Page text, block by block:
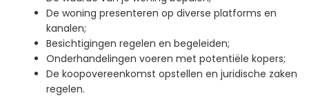
De woning presenteren op diverse platforms en
kanalen;
Besichtigingen regelen en begeleiden;
Onderhandelingen voeren met potentiële kopers;
De koopovereenkomst opstellen en juridische zaken
regelen.